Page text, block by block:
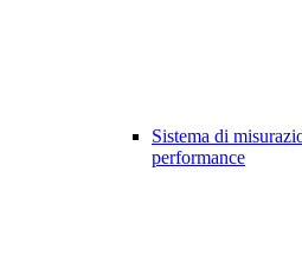
Sistema di
performance